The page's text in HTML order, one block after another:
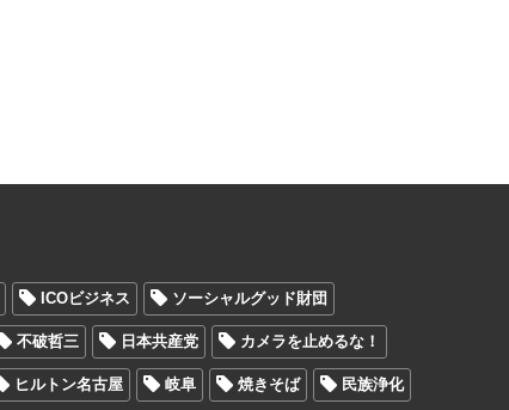
ICOビジネス ソーシャルグッド財団
不破哲三 日本共産党 カメラを止めるな！
ヒルトン名古屋 岐阜 焼きそば 民族浄化